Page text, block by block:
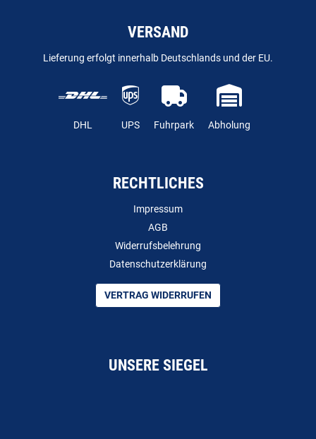
VERSAND
Lieferung erfolgt innerhalb Deutschlands und der EU.
DHL UPS Fuhrpark Abholung
RECHTLICHES
Impressum
AGB
Widerrufsbelehrung
Datenschutzerklärung
VERTRAG WIDERRUFEN
UNSERE SIEGEL